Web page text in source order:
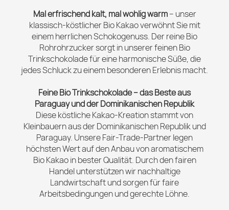
Mal erfrischend kalt, mal wohlig warm– unser
klassisch-köstlicher Bio Kakao verwöhnt Sie mit
einem herrlichen Schokogenuss. Der reine Bio
Rohrohrzucker sorgt in unserer feinen Bio
Trinkschokolade für eine harmonische Süße, die
jedes Schluck zu einem besonderen Erlebnis macht.
Feine Bio Trinkschokolade – das Beste aus
Paraguay und der Dominikanischen Republik
Diese köstliche Kakao-Kreation stammt von
Kleinbauern aus der Dominikanischen Republik und
Paraguay. Unsere Fair-Trade-Partner legen
höchsten Wert auf den Anbau von aromatischem
Bio Kakao in bester Qualität. Durch den fairen
Handel unterstützen wir nachhaltige
Landwirtschaft und sorgen für faire
Arbeitsbedingungen und gerechte Löhne.